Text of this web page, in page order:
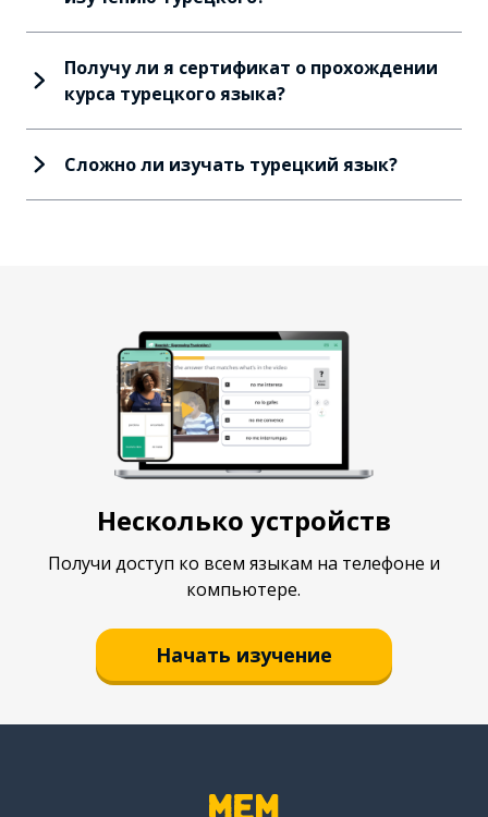
Получу ли я сертификат о прохождении
курса турецкого языка?
Сложно ли изучать турецкий язык?
Несколько устройств
Получи доступ ко всем языкам на телефоне и
компьютере.
Начать изучение